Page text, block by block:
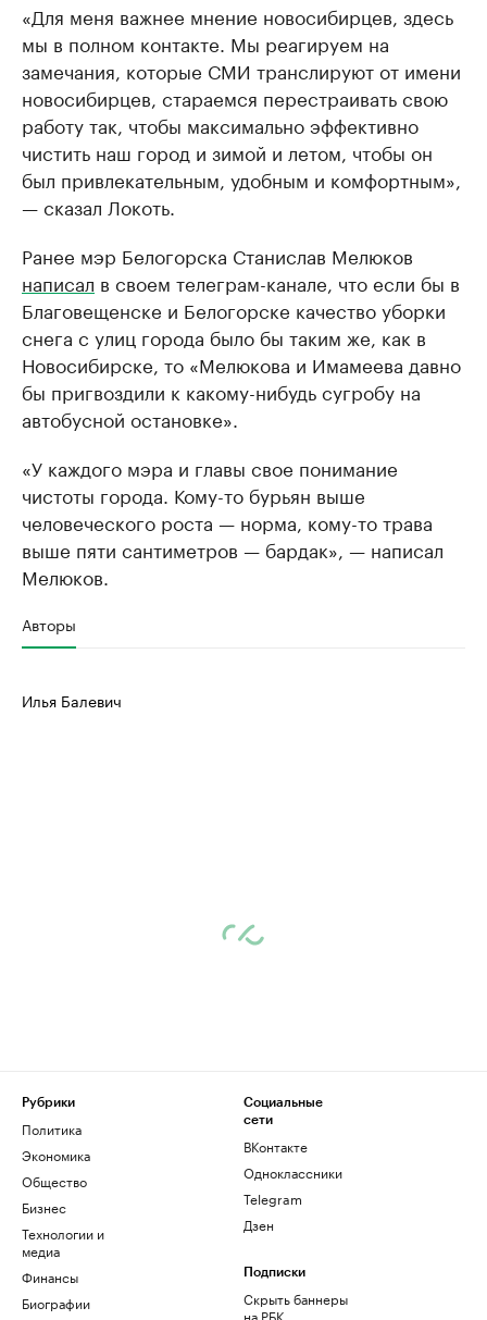
«Для меня важнее мнение новосибирцев, здесь
мы в полном контакте. Мы реагируем на
замечания, которые СМИ транслируют от имени
новосибирцев, стараемся перестраивать свою
работу так, чтобы максимально эффективно
чистить наш город и зимой и летом, чтобы он
был привлекательным, удобным и комфортным»,
— сказал Локоть.
Ранее мэр Белогорска Станислав Мелюков
написал в своем телеграм-канале, что если бы в
Благовещенске и Белогорске качество уборки
снега с улиц города было бы таким же, как в
Новосибирске, то «Мелюкова и Имамеева давно
бы пригвоздили к какому-нибудь сугробу на
автобусной остановке».
«У каждого мэра и главы свое понимание
чистоты города. Кому-то бурьян выше
человеческого роста — норма, кому-то трава
выше пяти сантиметров — бардак», — написал
Мелюков.
Авторы
Илья Балевич
Рубрики
Политика
Экономика
Общество
Бизнес
Технологии и
медиа
Финансы
Биографии
Социальные
сети
ВКонтакте
Одноклассники
Telegram
Дзен
Подписки
Скрыть баннеры
на РБК